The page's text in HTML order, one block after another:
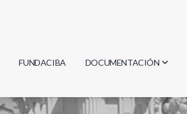
FUNDACIBA DOCUMENTACIÓN
Actas